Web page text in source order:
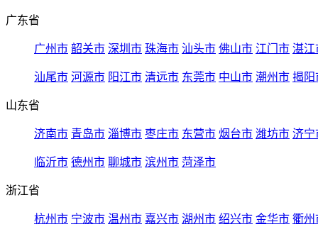
广东省
广州市 韶关市 深圳市 珠海市 汕头市 佛山市 江门市 湛江
汕尾市 河源市 阳江市 清远市 东莞市 中山市 潮州市 揭阳
山东省
济南市 青岛市 淄博市 枣庄市 东营市 烟台市 潍坊市 济宁
临沂市 德州市 聊城市 滨州市 菏泽市
浙江省
杭州市 宁波市 温州市 嘉兴市 湖州市 绍兴市 金华市 衢州